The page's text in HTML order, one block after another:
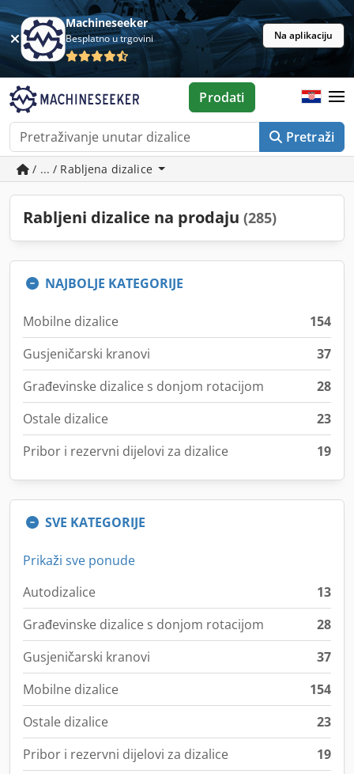
Machineseeker
Besplatno u trgovini Na aplikaciju
Pretraži
Prodati
/ ... / Rabljena dizalice
Rabljeni dizalice na prodaju (285)
NAJBOLJE KATEGORIJE
Mobilne dizalice
154
Gusjeničarski kranovi
37
Građevinske dizalice s donjom rotacijom
28
Ostale dizalice
23
Pribor i rezervni dijelovi za dizalice
19
SVE KATEGORIJE
Prikaži sve ponude
Autodizalice
13
Građevinske dizalice s donjom rotacijom
28
Gusjeničarski kranovi
37
Mobilne dizalice
154
Ostale dizalice
23
Pribor i rezervni dijelovi za dizalice
19